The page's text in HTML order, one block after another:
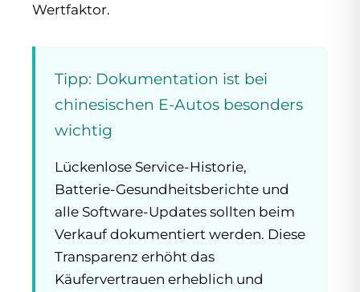
Wertfaktor.
Tipp: Dokumentation ist bei
chinesischen E-Autos besonders
wichtig
Lückenlose Service-Historie,
Batterie-Gesundheitsberichte und
alle Software-Updates sollten beim
Verkauf dokumentiert werden. Diese
Transparenz erhöht das
Käufervertrauen erheblich und